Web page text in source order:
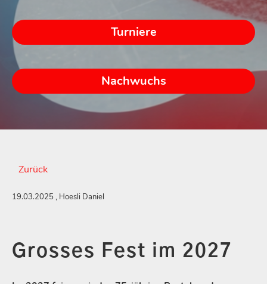
Turniere
Nachwuchs
Zurück
19.03.2025 , Hoesli Daniel
Grosses Fest im 2027